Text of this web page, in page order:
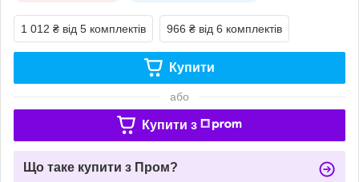
1 012 ₴ від 5 комплектів 966 ₴ від 6 комплектів
Купити
або
Купити з
Що таке купити з Пром?